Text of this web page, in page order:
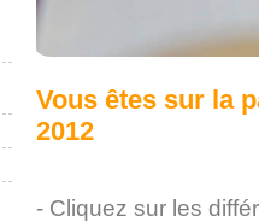
Vous êtes sur la
2012
- Cliquez sur les